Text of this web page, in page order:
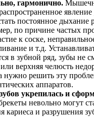
гармонично.
постоянное дыхание
по причине частых
к соске,
и т.д.
в зубной ряд, зубы не
верхняя челюсть
нужно решить эту
аппаратов.
укрепилась и
невольно могут
кариеса и разрушения